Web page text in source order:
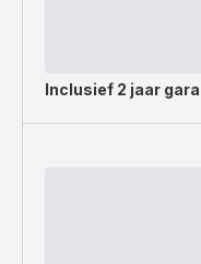
Inclusief 2 jaar